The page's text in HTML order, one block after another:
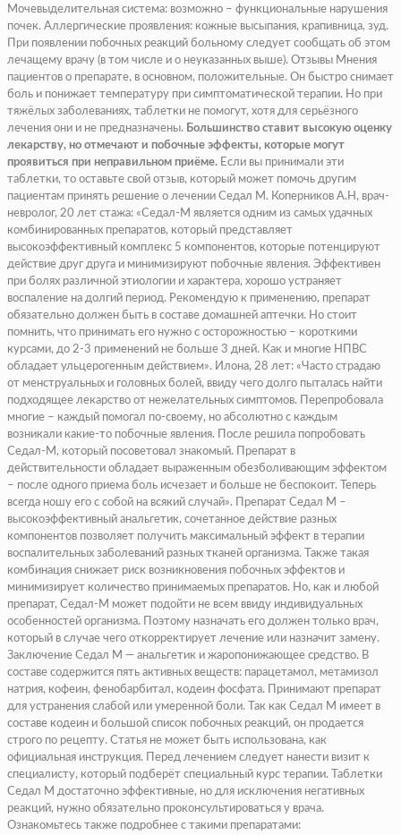
Мочевыделительная система: возможно – функциональные нарушения
почек. Аллергические проявления: кожные высыпания, крапивница, зуд.
При появлении побочных реакций больному следует сообщать об этом
лечащему врачу (в том числе и о неуказанных выше). Отзывы Мнения
пациентов о препарате, в основном, положительные. Он быстро снимает
боль и понижает температуру при симптоматической терапии. Но при
тяжёлых заболеваниях, таблетки не помогут, хотя для серьёзного
лечения они и не предназначены. Большинство ставит высокую оценку
лекарству, но отмечают и побочные эффекты, которые могут
проявиться при неправильном приёме. Если вы принимали эти
таблетки, то оставьте свой отзыв, который может помочь другим
пациентам принять решение о лечении Седал М. Коперников А.Н, врач-
невролог, 20 лет стажа: «Седал-М является одним из самых удачных
комбинированных препаратов, который представляет
высокоэффективный комплекс 5 компонентов, которые потенцируют
действие друг друга и минимизируют побочные явления. Эффективен
при болях различной этиологии и характера, хорошо устраняет
воспаление на долгий период. Рекомендую к применению, препарат
обязательно должен быть в составе домашней аптечки. Но стоит
помнить, что принимать его нужно с осторожностью – короткими
курсами, до 2-3 применений не больше 3 дней. Как и многие НПВС
обладает ульцерогенным действием». Илона, 28 лет: «Часто страдаю
от менструальных и головных болей, ввиду чего долго пыталась найти
подходящее лекарство от нежелательных симптомов. Перепробовала
многие – каждый помогал по-своему, но абсолютно с каждым
возникали какие-то побочные явления. После решила попробовать
Седал-М, который посоветовал знакомый. Препарат в
действительности обладает выраженным обезболивающим эффектом
– после одного приема боль исчезает и больше не беспокоит. Теперь
всегда ношу его с собой на всякий случай». Препарат Седал М –
высокоэффективный анальгетик, сочетанное действие разных
компонентов позволяет получить максимальный эффект в терапии
воспалительных заболеваний разных тканей организма. Также такая
комбинация снижает риск возникновения побочных эффектов и
минимизирует количество принимаемых препаратов. Но, как и любой
препарат, Седал-М может подойти не всем ввиду индивидуальных
особенностей организма. Поэтому назначать его должен только врач,
который в случае чего откорректирует лечение или назначит замену.
Заключение Седал М — анальгетик и жаропонижающее средство. В
составе содержится пять активных веществ: парацетамол, метамизол
натрия, кофеин, фенобарбитал, кодеин фосфата. Принимают препарат
для устранения слабой или умеренной боли. Так как Седал М имеет в
составе кодеин и большой список побочных реакций, он продается
строго по рецепту. Статья не может быть использована, как
официальная инструкция. Перед лечением следует нанести визит к
специалисту, который подберёт специальный курс терапии. Таблетки
Седал М достаточно эффективные, но для исключения негативных
реакций, нужно обязательно проконсультироваться у врача.
Ознакомьтесь также подробнее с такими препаратами: